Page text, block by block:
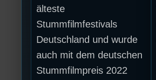
älteste
Stummfilmfestivals
Deutschland und wurde
auch mit dem deutschen
Stummfilmpreis 2022